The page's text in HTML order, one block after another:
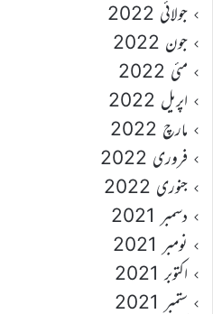
جولائی 2022
جون 2022
مئی 2022
اپریل 2022
مارچ 2022
فروری 2022
جنوری 2022
دسمبر 2021
نومبر 2021
اکتوبر 2021
ستمبر 2021